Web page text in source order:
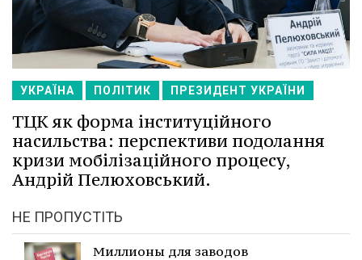
УКРАЇНА ПОЛІТИК ПРЕЗИДЕНТ УКРАЇНИ
ТЦК як форма інституційного
насильства: перспективи подолання
кризи мобілізаційного процесу,
Андрій Пелюховський.
НЕ ПРОПУСТІТЬ
Миллионы для заводов